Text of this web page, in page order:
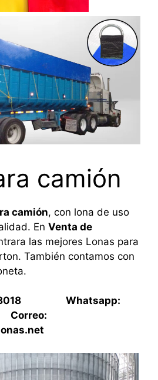
camión
camión, con lona de uso
En Venta de
las mejores Lonas para
También contamos con
Whatsapp: